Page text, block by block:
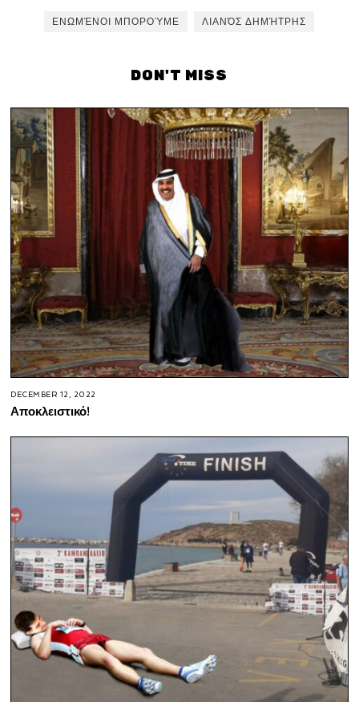
ΕΝΩΜΈΝΟΙ ΜΠΟΡΟΎΜΕ ΛΙΑΝΌΣ ΔΗΜΉΤΡΗΣ
DON'T MISS
DECEMBER 12, 2022
Αποκλειστικό!